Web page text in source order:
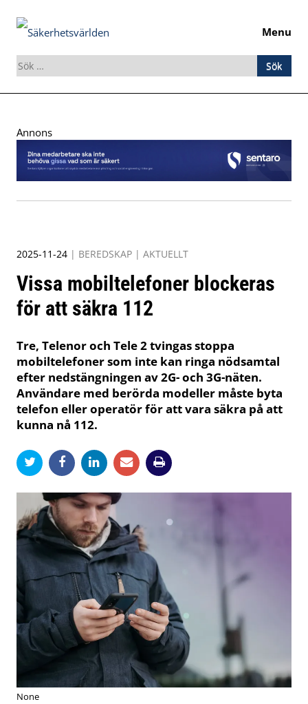
Menu
Sök
efter:
to
Annons
2025-11-24 | BEREDSKAP | AKTUELLT
Vissa mobiltelefoner blockeras
för att säkra 112
Tre, Telenor och Tele 2 tvingas stoppa
mobiltelefoner som inte kan ringa nödsamtal
efter nedstängningen av 2G- och 3G-näten.
Användare med berörda modeller måste byta
telefon eller operatör för att vara säkra på att
kunna nå 112.
None